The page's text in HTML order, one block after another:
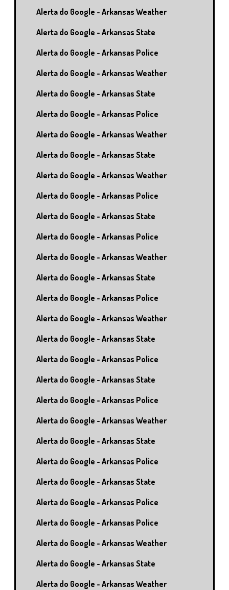
Alerta do Google - Arkansas Weather
Alerta do Google - Arkansas State
Alerta do Google - Arkansas Police
Alerta do Google - Arkansas Weather
Alerta do Google - Arkansas State
Alerta do Google - Arkansas Police
Alerta do Google - Arkansas Weather
Alerta do Google - Arkansas State
Alerta do Google - Arkansas Weather
Alerta do Google - Arkansas Police
Alerta do Google - Arkansas State
Alerta do Google - Arkansas Police
Alerta do Google - Arkansas Weather
Alerta do Google - Arkansas State
Alerta do Google - Arkansas Police
Alerta do Google - Arkansas Weather
Alerta do Google - Arkansas State
Alerta do Google - Arkansas Police
Alerta do Google - Arkansas State
Alerta do Google - Arkansas Police
Alerta do Google - Arkansas Weather
Alerta do Google - Arkansas State
Alerta do Google - Arkansas Police
Alerta do Google - Arkansas State
Alerta do Google - Arkansas Police
Alerta do Google - Arkansas Police
Alerta do Google - Arkansas Weather
Alerta do Google - Arkansas State
Alerta do Google - Arkansas Weather